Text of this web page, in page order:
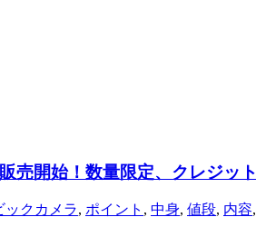
売開始！数量限定、クレジッ
ックカメラ, ポイント , 中身, 値段, 内容,